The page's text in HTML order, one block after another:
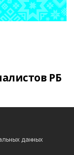
РБ
данных